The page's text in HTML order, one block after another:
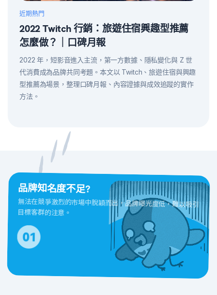
近期熱門
2022 Twitch 行銷：旅遊住宿興趣型推薦
怎麼做？｜口碑月報
2022 年，短影音進入主流，第一方數據、隱私變化與 Z 世
代消費成為品牌共同考題。本文以 Twitch、旅遊住宿與興趣
型推薦為場景，整理口碑月報、內容證據與成效追蹤的實作
方法。
品牌知名度不足?
無法在競爭激烈的市場中脫穎而出，品牌曝光度低，難以吸引
目標客群的注意。